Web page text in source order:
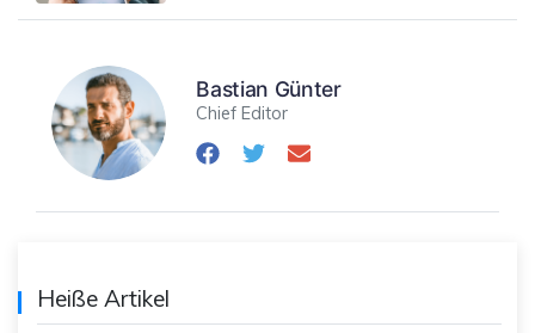
Bastian Günter
Chief Editor
Heiße Artikel